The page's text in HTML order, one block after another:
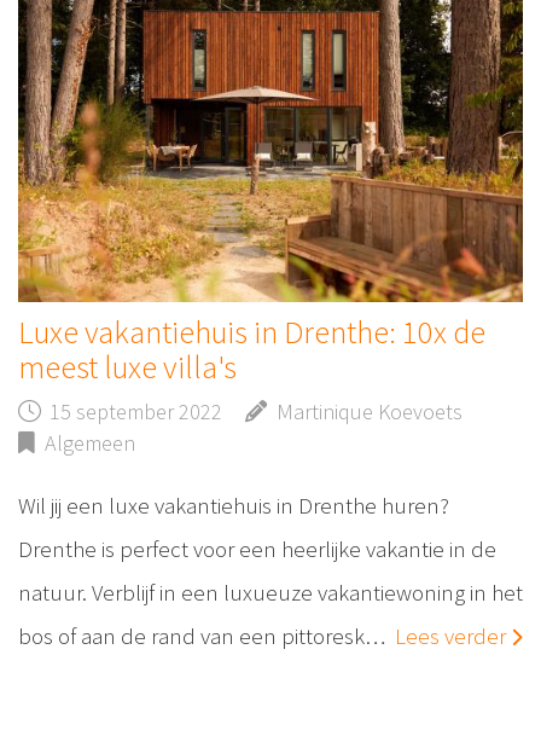
Luxe vakantiehuis in Drenthe: 10x de
meest luxe villa's
15 september 2022
Martinique Koevoets
Algemeen
Wil jij een luxe vakantiehuis in Drenthe huren?
Drenthe is perfect voor een heerlijke vakantie in de
natuur. Verblijf in een luxueuze vakantiewoning in het
bos of aan de rand van een pittoresk… Lees verder